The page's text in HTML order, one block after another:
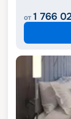
от 1 766